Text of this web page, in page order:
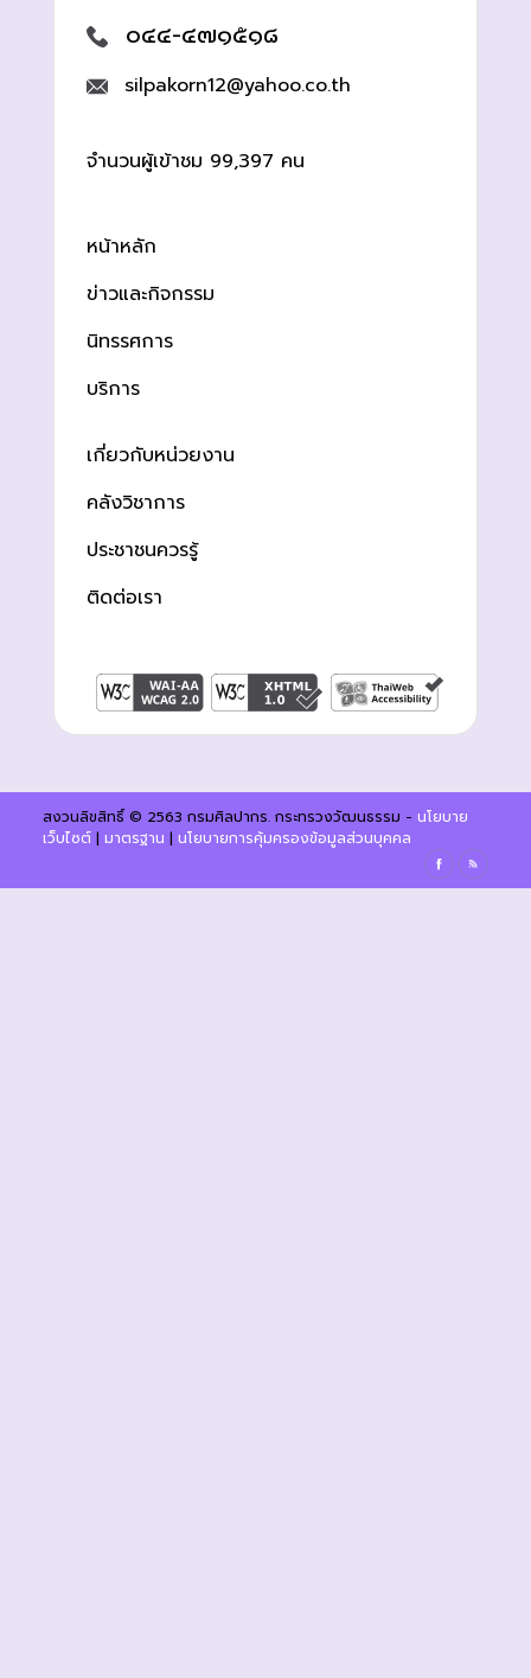
๐๔๔-๔๗๑๕๑๘
silpakorn12@yahoo.co.th
จำนวนผู้เข้าชม 99,397 คน
หน้าหลัก
ข่าวและกิจกรรม
นิทรรศการ
บริการ
เกี่ยวกับหน่วยงาน
คลังวิชาการ
ประชาชนควรรู้
ติดต่อเรา
สงวนลิขสิทธิ์ © 2563 กรมศิลปากร. กระทรวงวัฒนธรรม - นโยบาย
เว็บไซต์| มาตรฐาน | นโยบายการคุ้มครองข้อมูลส่วนบุคคล